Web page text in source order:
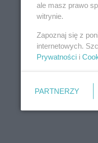
ale masz prawo
witrynie.
Zapoznaj się z
internetowych.
Prywatności i
PARTNERZY